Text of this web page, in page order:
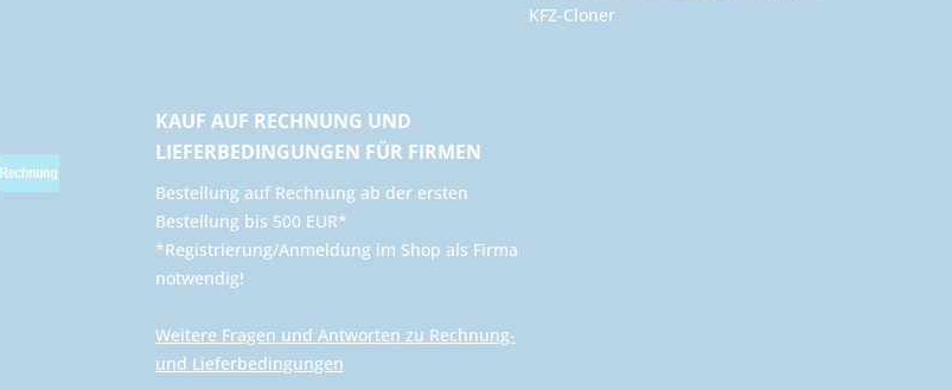
KFZ-Cloner
KAUF AUF RECHNUNG UND
LIEFERBEDINGUNGEN FÜR FIRMEN
​Bestellung auf Rechnung ab der ersten
Bestellung bis 500 EUR*
*Registrierung/Anmeldung im Shop als Firma
notwendig!
Weitere Fragen und Antworten zu Rechnung-
und Lieferbedingungen